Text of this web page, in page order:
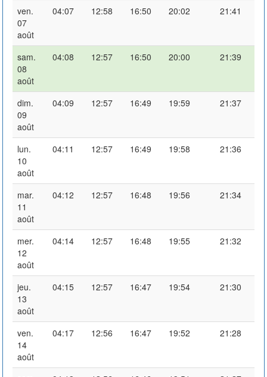
ven.
07
août
04:07 12:58 16:50 20:02 21:41
sam.
08
août
04:08 12:57 16:50 20:00 21:39
dim.
09
août
04:09 12:57 16:49 19:59 21:37
lun.
10
août
04:11 12:57 16:49 19:58 21:36
mar.
11
août
04:12 12:57 16:48 19:56 21:34
mer.
12
août
04:14 12:57 16:48 19:55 21:32
jeu.
13
août
04:15 12:57 16:47 19:54 21:30
ven.
14
août
04:17 12:56 16:47 19:52 21:28